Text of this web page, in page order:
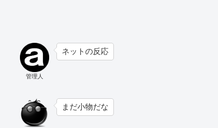
管理人
ネットの反応
まだ小物だな